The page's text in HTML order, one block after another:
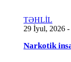
TƏHLİL
29 İyul, 2026 -
Narkotik